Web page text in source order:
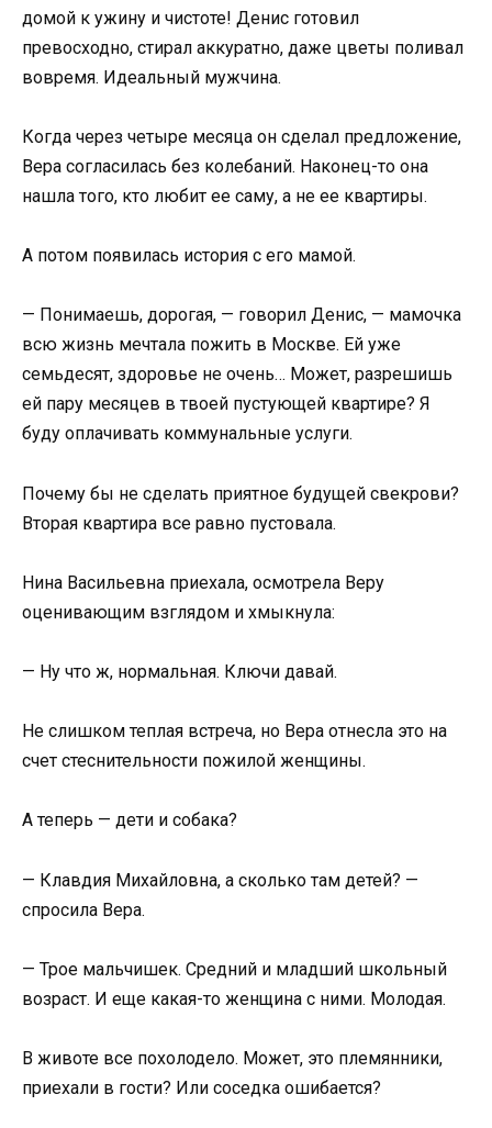
домой к ужину и чистоте! Денис готовил
превосходно, стирал аккуратно, даже цветы поливал
вовремя. Идеальный мужчина.
Когда через четыре месяца он сделал предложение,
Вера согласилась без колебаний. Наконец-то она
нашла того, кто любит ее саму, а не ее квартиры.
А потом появилась история с его мамой.
— Понимаешь, дорогая, — говорил Денис, — мамочка
всю жизнь мечтала пожить в Москве. Ей уже
семьдесят, здоровье не очень… Может, разрешишь
ей пару месяцев в твоей пустующей квартире? Я
буду оплачивать коммунальные услуги.
Почему бы не сделать приятное будущей свекрови?
Вторая квартира все равно пустовала.
Нина Васильевна приехала, осмотрела Веру
оценивающим взглядом и хмыкнула:
— Ну что ж, нормальная. Ключи давай.
Не слишком теплая встреча, но Вера отнесла это на
счет стеснительности пожилой женщины.
А теперь — дети и собака?
— Клавдия Михайловна, а сколько там детей? —
спросила Вера.
— Трое мальчишек. Средний и младший школьный
возраст. И еще какая-то женщина с ними. Молодая.
В животе все похолодело. Может, это племянники,
приехали в гости? Или соседка ошибается?